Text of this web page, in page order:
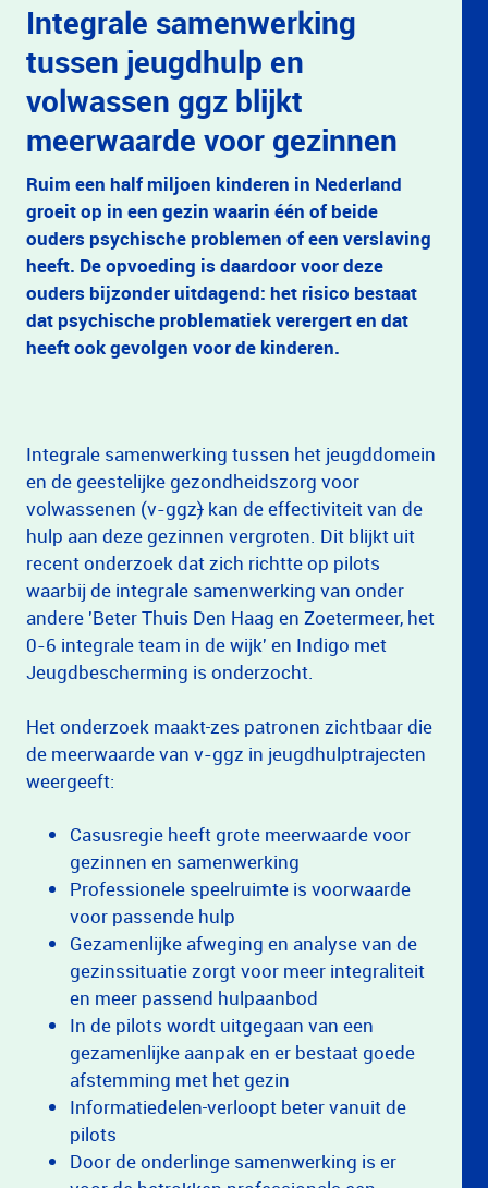
Integrale samenwerking
tussen jeugdhulp en
volwassen ggz blijkt
meerwaarde voor gezinnen
Ruim een half miljoen kinderen in Nederland
groeit op in een gezin waarin één of beide
ouders psychische problemen of een verslaving
heeft. De opvoeding is daardoor voor deze
ouders bijzonder uitdagend: het risico bestaat
dat psychische problematiek verergert en dat
heeft ook gevolgen voor de kinderen.
Integrale samenwerking tussen het jeugddomein
en de geestelijke gezondheidszorg voor
volwassenen (v-ggz) kan de effectiviteit van de
hulp aan deze gezinnen vergroten. Dit blijkt uit
recent onderzoek dat zich richtte op pilots
waarbij de integrale samenwerking van onder
andere 'Beter Thuis Den Haag en Zoetermeer, het
0-6 integrale team in de wijk' en Indigo met
Jeugdbescherming is onderzocht.
Het onderzoek maaktzes patronen zichtbaar die
de meerwaarde van v-ggz in jeugdhulptrajecten
weergeeft:
Casusregie heeft grote meerwaarde voor
gezinnen en samenwerking
Professionele speelruimte is voorwaarde
voor passende hulp
Gezamenlijke afweging en analyse van de
gezinssituatie zorgt voor meer integraliteit
en meer passend hulpaanbod
In de pilots wordt uitgegaan van een
gezamenlijke aanpak en er bestaat goede
afstemming met het gezin
Informatiedelen verloopt beter vanuit de
pilots
Door de onderlinge samenwerking is er